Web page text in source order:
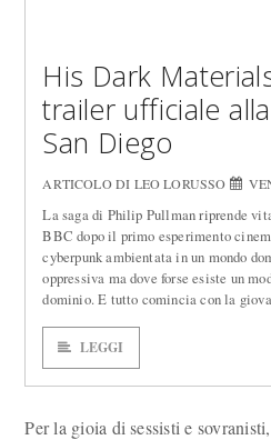
His Dark
trailer ufficiale
San Diego
ARTICOLO DI LEO LORUSSO
La saga di Philip Pullman riprende
BBC dopo il primo esperimento
cyberpunk ambientata in un mondo
oppressiva ma dove forse esiste un
dominio. E tutto comincia con la
LEGGI
Per la gioia di sessisti e